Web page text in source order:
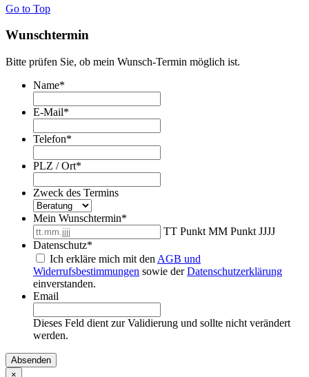
Go to Top
Wunschtermin
Bitte prüfen Sie, ob mein Wunsch-Termin möglich ist.
Name*
E-Mail*
Telefon*
PLZ / Ort*
Zweck des Termins
Mein Wunschtermin*
TT Punkt MM Punkt JJJJ
Datenschutz*
Ich erkläre mich mit den AGB und
Widerrufsbestimmungen sowie derDatenschutzerklärung
einverstanden.
Email
Dieses Feld dient zur Validierung und sollte nicht verändert
werden.
×